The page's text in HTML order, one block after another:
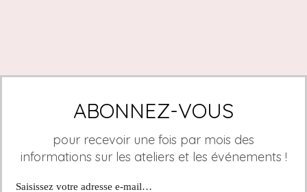
ABONNEZ-VOUS
pour recevoir une fois par mois des
informations sur les ateliers et les événements !